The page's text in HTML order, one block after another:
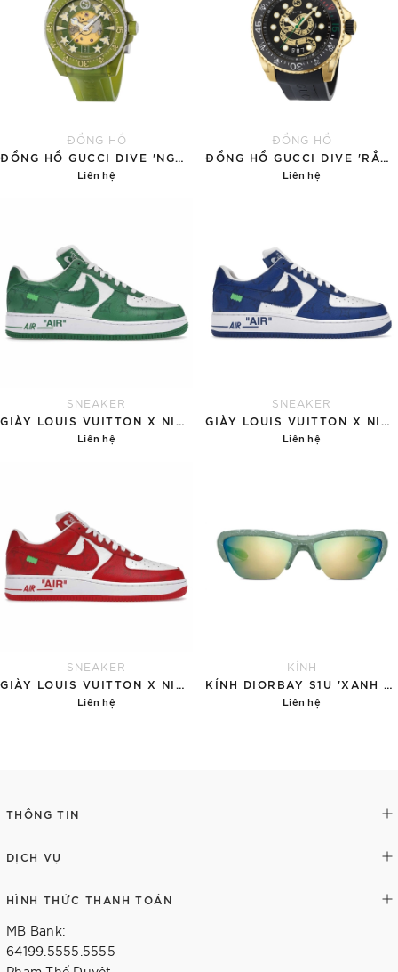
ĐỒNG HỒ
Liên hệ
ĐỒNG HỒ
Liên hệ
SNEAKER
Liên hệ
SNEAKER
Liên hệ
SNEAKER
Liên hệ
KÍNH
Liên hệ
THÔNG TIN
DỊCH VỤ
HÌNH THỨC THANH TOÁN
MB Bank:
64199.5555.5555